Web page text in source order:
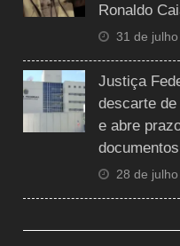
Ronaldo
31 de
Justiça
descarte
e abre
documentos
28 de